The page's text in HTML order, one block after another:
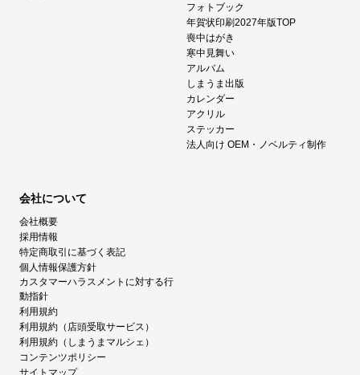
フォトブック
年賀状印刷2027年版TOP
喪中はがき
寒中見舞い
アルバム
しまうま出版
カレンダー
アクリル
ステッカー
法人向け OEM・ノベルティ制作
会社について
会社概要
採用情報
特定商取引に基づく表記
個人情報保護方針
カスタマーハラスメントに対する行
動指針
利用規約
利用規約（店頭受取サービス）
利用規約（しまうまマルシェ）
コンテンツポリシー